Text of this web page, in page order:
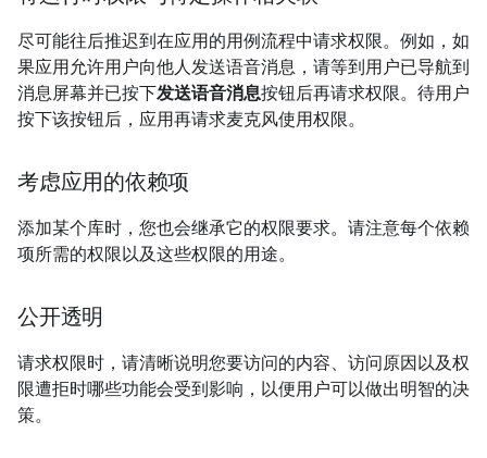
尽可能往后推迟到在应用的用例流程中请求权限。例如，如
果应用允许用户向他人发送语音消息，请等到用户已导航到
消息屏幕并已按下发送语音消息按钮后再请求权限。待用户
按下该按钮后，应用再请求麦克风使用权限。
考虑应用的依赖项
添加某个库时，您也会继承它的权限要求。请注意每个依赖
项所需的权限以及这些权限的用途。
公开透明
请求权限时，请清晰说明您要访问的内容、访问原因以及权
限遭拒时哪些功能会受到影响，以便用户可以做出明智的决
策。